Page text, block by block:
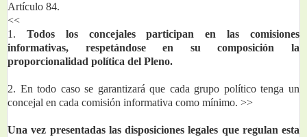
Artículo 84.
<<
1. Todos los concejales participan en las comisiones
informativas, respetándose en su composición la
proporcionalidad política del Pleno.
2. En todo caso se garantizará que cada grupo político tenga un
concejal en cada comisión informativa como mínimo. >>
Una vez presentadas las disposiciones legales que regulan esta